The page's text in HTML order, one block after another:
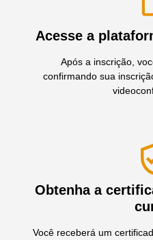
Acesse a
Após a inscrição,
confirmando sua
Obtenha a
Você receberá um